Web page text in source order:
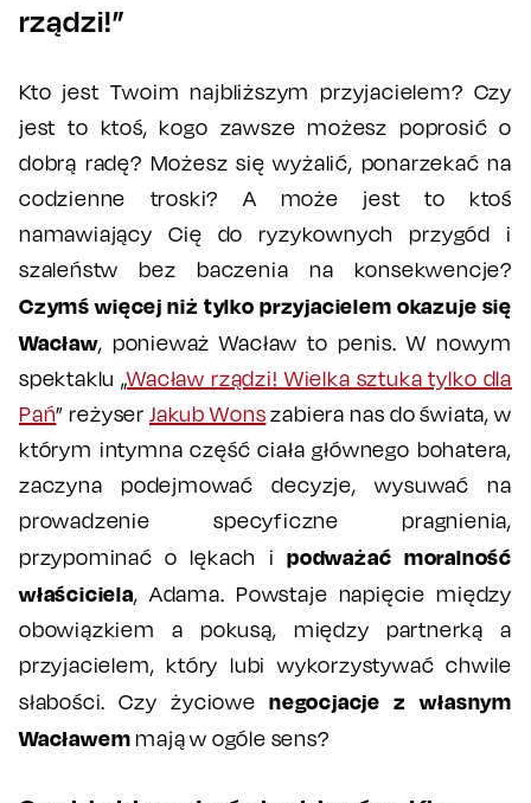
rządzi!”
Kto jest Twoim najbliższym przyjacielem? Czy
jest to ktoś, kogo zawsze możesz poprosić o
dobrą radę? Możesz się wyżalić, ponarzekać na
codzienne troski? A może jest to ktoś
namawiający Cię do ryzykownych przygód i
szaleństw bez baczenia na konsekwencje?
Czymś więcej niż tylko przyjacielem okazuje się
Wacław, ponieważ Wacław to penis. W nowym
spektaklu „Wacław rządzi! Wielka sztuka tylko dla
Pań” reżyserJakub Wonszabiera nas do świata, w
którym intymna część ciała głównego bohatera,
zaczyna podejmować decyzje, wysuwać na
prowadzenie specyficzne pragnienia,
przypominać o lękach i podważać moralność
właściciela, Adama. Powstaje napięcie między
obowiązkiem a pokusą, między partnerką a
przyjacielem, który lubi wykorzystywać chwile
słabości. Czy życiowenegocjacje z własnym
Wacławem mają w ogóle sens?